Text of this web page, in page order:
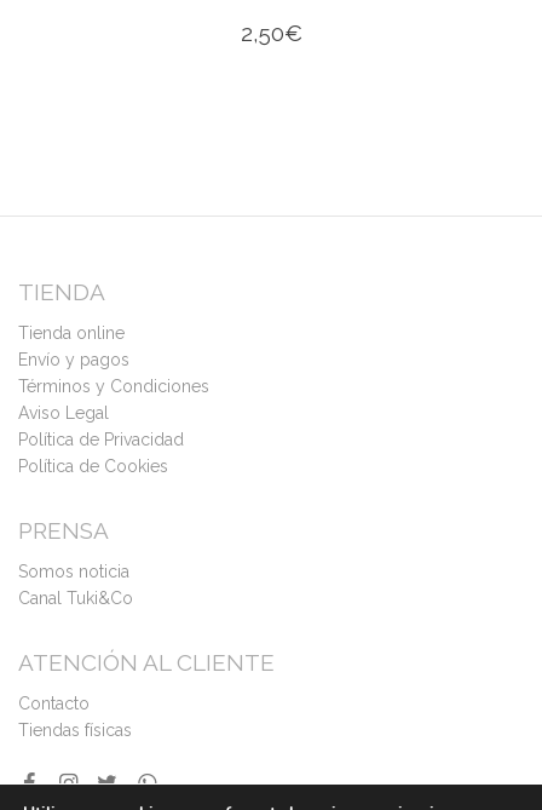
2,50€
TIENDA
Tienda online
Envío y pagos
Términos y Condiciones
Aviso Legal
Política de Privacidad
Política de Cookies
PRENSA
Somos noticia
Canal Tuki&Co
ATENCIÓN AL CLIENTE
Contacto
Tiendas físicas